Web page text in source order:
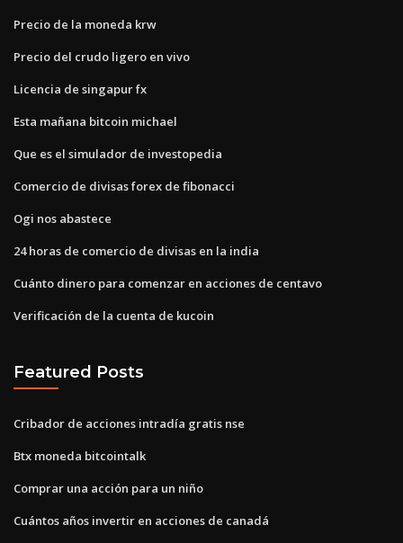
Precio de la moneda krw
Precio del crudo ligero en vivo
Licencia de singapur fx
Esta mañana bitcoin michael
Que es el simulador de investopedia
Comercio de divisas forex de fibonacci
Ogi nos abastece
24 horas de comercio de divisas en la india
Cuánto dinero para comenzar en acciones de centavo
Verificación de la cuenta de kucoin
Featured Posts
Cribador de acciones intradía gratis nse
Btx moneda bitcointalk
Comprar una acción para un niño
Cuántos años invertir en acciones de canadá